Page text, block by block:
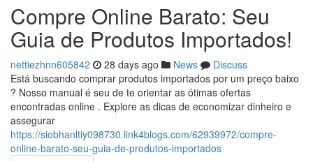
Compre Online Barato: Seu
Guia de Produtos Importados!
nettiezhnn605842 28 days ago News
Discuss
Está buscando comprar produtos importados por um preço baixo
? Nosso manual é seu de te orientar as ótimas ofertas
encontradas online . Explore as dicas de economizar dinheiro e
assegurar
https://siobhanltiy098730.link4blogs.com/62939972/compre-
online-barato-seu-guia-de-produtos-importados